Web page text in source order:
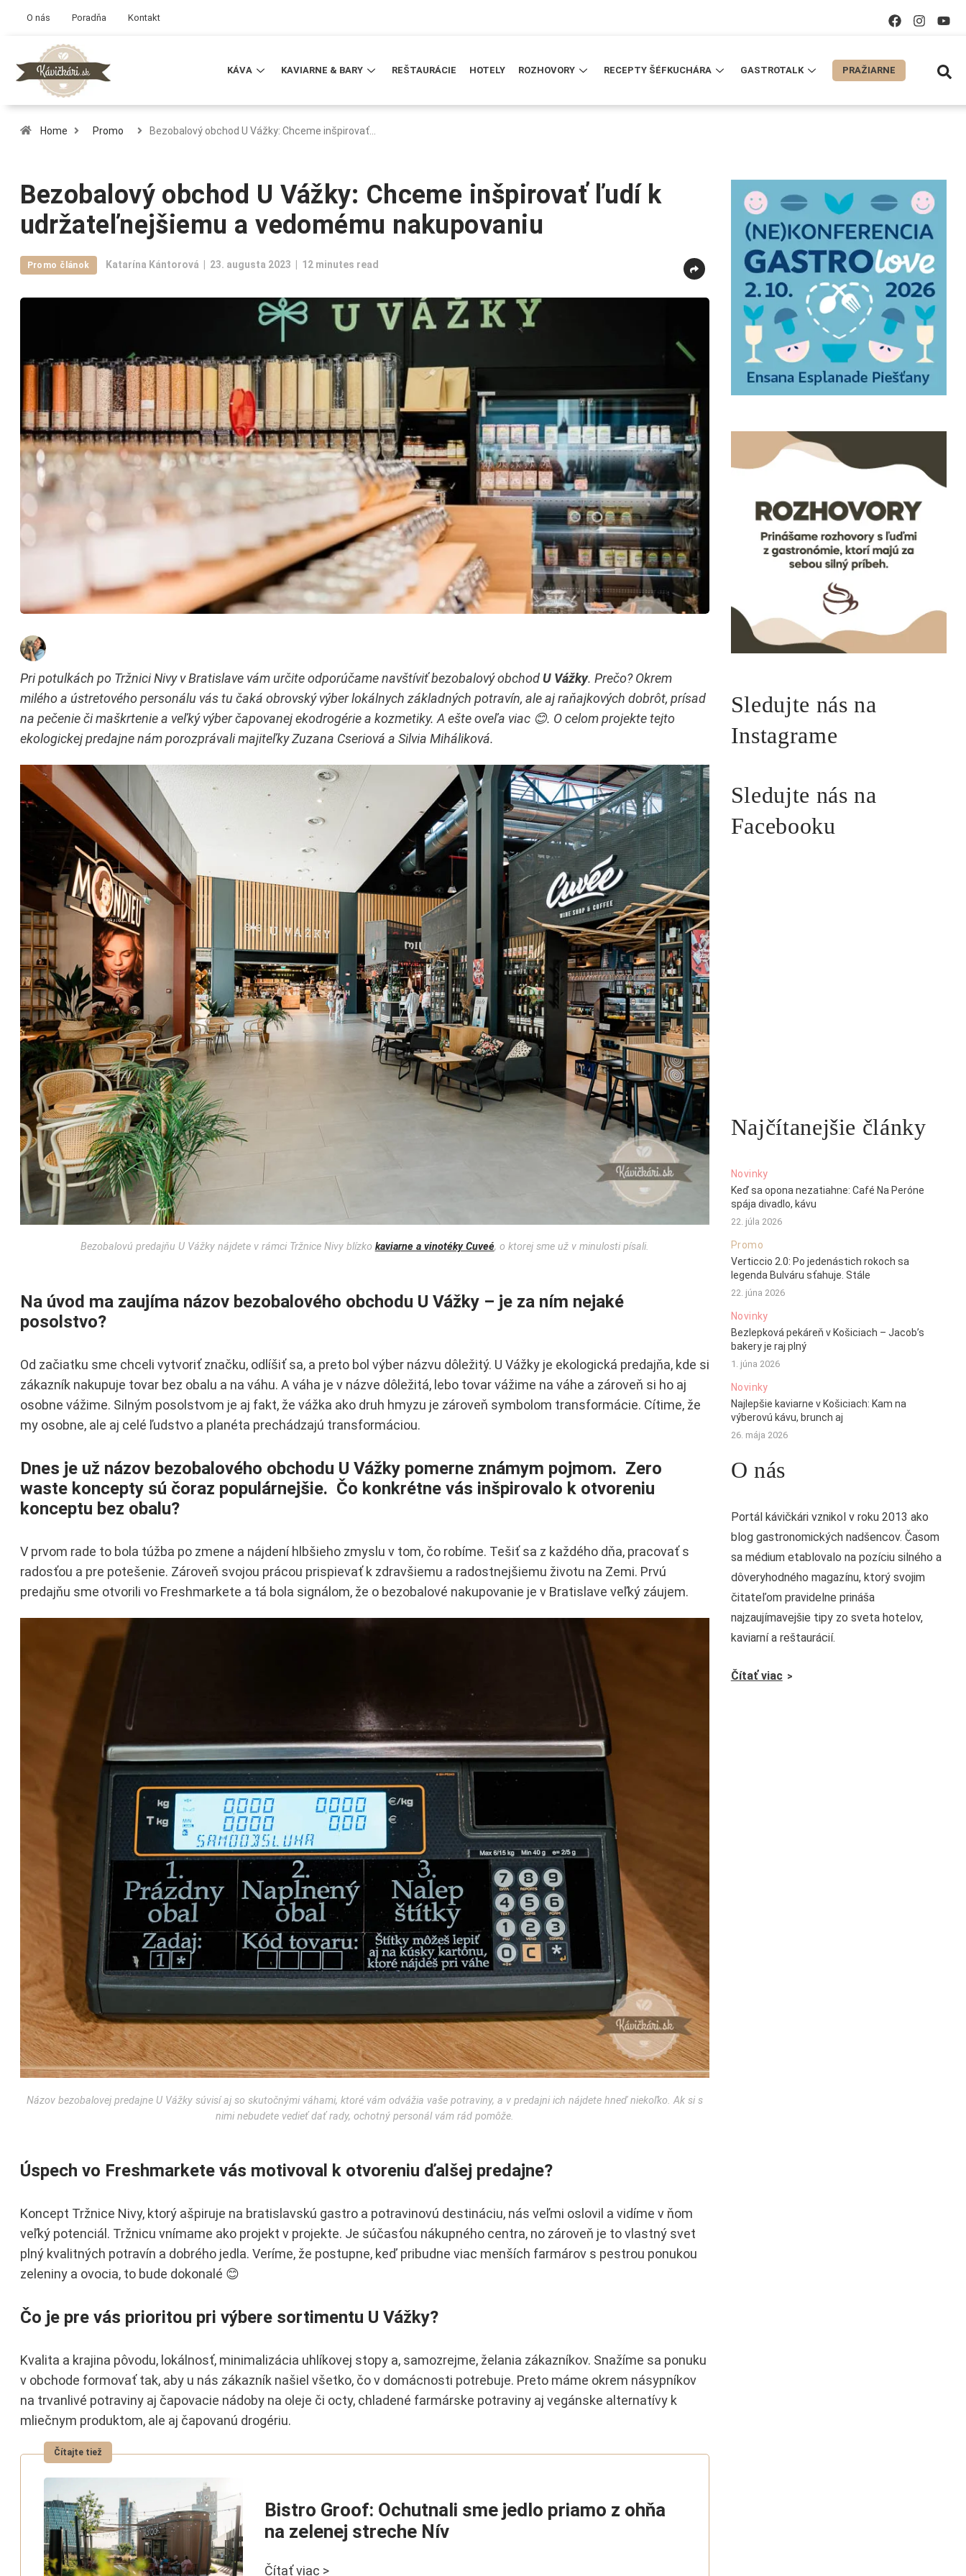
O nás Poradňa Kontakt
KÁVA KAVIARNE & BARY REŠTAURÁCIE HOTELY ROZHOVORY RECEPTY ŠÉFKUCHÁRA GASTROTALK PRAŽIARNE
Home Promo Bezobalový obchod U Vážky: Chceme inšpirovať…
Bezobalový obchod U Vážky: Chceme inšpirovať ľudí k
udržateľnejšiemu a vedomému nakupovaniu
Promo článok Katarína Kántorová 23. augusta 2023 12 minutes read
Pri potulkách po Tržnici Nivy v Bratislave vám určite odporúčame navštíviť bezobalový obchodU Vážky. Prečo? Okrem
milého a ústretového personálu vás tu čaká obrovský výber lokálnych základných potravín, ale aj raňajkových dobrôt, prísad
na pečenie či maškrtenie a veľký výber čapovanej ekodrogérie a kozmetiky. A ešte oveľa viac 😊. O celom projekte tejto
ekologickej predajne nám porozprávali majiteľky Zuzana Cseriová a Silvia Miháliková.
Bezobalovú predajňu U Vážky nájdete v rámci Tržnice Nivy blízko kaviarne a vinotéky Cuveé, o ktorej sme už v minulosti písali.
Na úvod ma zaujíma názov bezobalového obchodu U Vážky – je za ním nejaké
posolstvo?
Od začiatku sme chceli vytvoriť značku, odlíšiť sa, a preto bol výber názvu dôležitý. U Vážky je ekologická predajňa, kde si
zákazník nakupuje tovar bez obalu a na váhu. A váha je v názve dôležitá, lebo tovar vážime na váhe a zároveň si ho aj
osobne vážime. Silným posolstvom je aj fakt, že vážka ako druh hmyzu je zároveň symbolom transformácie. Cítime, že
my osobne, ale aj celé ľudstvo a planéta prechádzajú transformáciou.
Dnes je už názov bezobalového obchodu U Vážky pomerne známym pojmom. Zero
waste koncepty sú čoraz populárnejšie. Čo konkrétne vás inšpirovalo k otvoreniu
konceptu bez obalu?
V prvom rade to bola túžba po zmene a nájdení hlbšieho zmyslu v tom, čo robíme. Tešiť sa z každého dňa, pracovať s
radosťou a pre potešenie. Zároveň svojou prácou prispievať k zdravšiemu a radostnejšiemu životu na Zemi. Prvú
predajňu sme otvorili vo Freshmarkete a tá bola signálom, že o bezobalové nakupovanie je v Bratislave veľký záujem.
Názov bezobalovej predajne U Vážky súvisí aj so skutočnými váhami, ktoré vám odvážia vaše potraviny, a v predajni ich nájdete hneď niekoľko. Ak si s
nimi nebudete vedieť dať rady, ochotný personál vám rád pomôže.
Úspech vo Freshmarkete vás motivoval k otvoreniu ďalšej predajne?
Koncept Tržnice Nivy, ktorý ašpiruje na bratislavskú gastro a potravinovú destináciu, nás veľmi oslovil a vidíme v ňom
veľký potenciál. Tržnicu vnímame ako projekt v projekte. Je súčasťou nákupného centra, no zároveň je to vlastný svet
plný kvalitných potravín a dobrého jedla. Veríme, že postupne, keď pribudne viac menších farmárov s pestrou ponukou
zeleniny a ovocia, to bude dokonalé 😊
Čo je pre vás prioritou pri výbere sortimentu U Vážky?
Kvalita a krajina pôvodu, lokálnosť, minimalizácia uhlíkovej stopy a, samozrejme, želania zákazníkov. Snažíme sa ponuku
v obchode formovať tak, aby u nás zákazník našiel všetko, čo v domácnosti potrebuje. Preto máme okrem násypníkov
na trvanlivé potraviny aj čapovacie nádoby na oleje či octy, chladené farmárske potraviny aj vegánske alternatívy k
mliečnym produktom, ale aj čapovanú drogériu.
Bistro Groof: Ochutnali sme jedlo priamo z ohňa
na zelenej streche Nív
Čítať viac >
Sledujte nás na
Instagrame
Sledujte nás na
Facebooku
Najčítanejšie články
Novinky
Keď sa opona nezatiahne: Café Na Peróne
spája divadlo, kávu
22. júla 2026
Promo
Verticcio 2.0: Po jedenástich rokoch sa
legenda Bulváru sťahuje. Stále
22. júna 2026
Novinky
Bezlepková pekáreň v Košiciach – Jacob’s
bakery je raj plný
1. júna 2026
Novinky
Najlepšie kaviarne v Košiciach: Kam na
výberovú kávu, brunch aj
26. mája 2026
O nás
Portál kávičkári vznikol v roku 2013 ako
blog gastronomických nadšencov. Časom
sa médium etablovalo na pozíciu silného a
dôveryhodného magazínu, ktorý svojim
čitateľom pravidelne prináša
najzaujímavejšie tipy zo sveta hotelov,
kaviarní a reštaurácií.
Čítať viac